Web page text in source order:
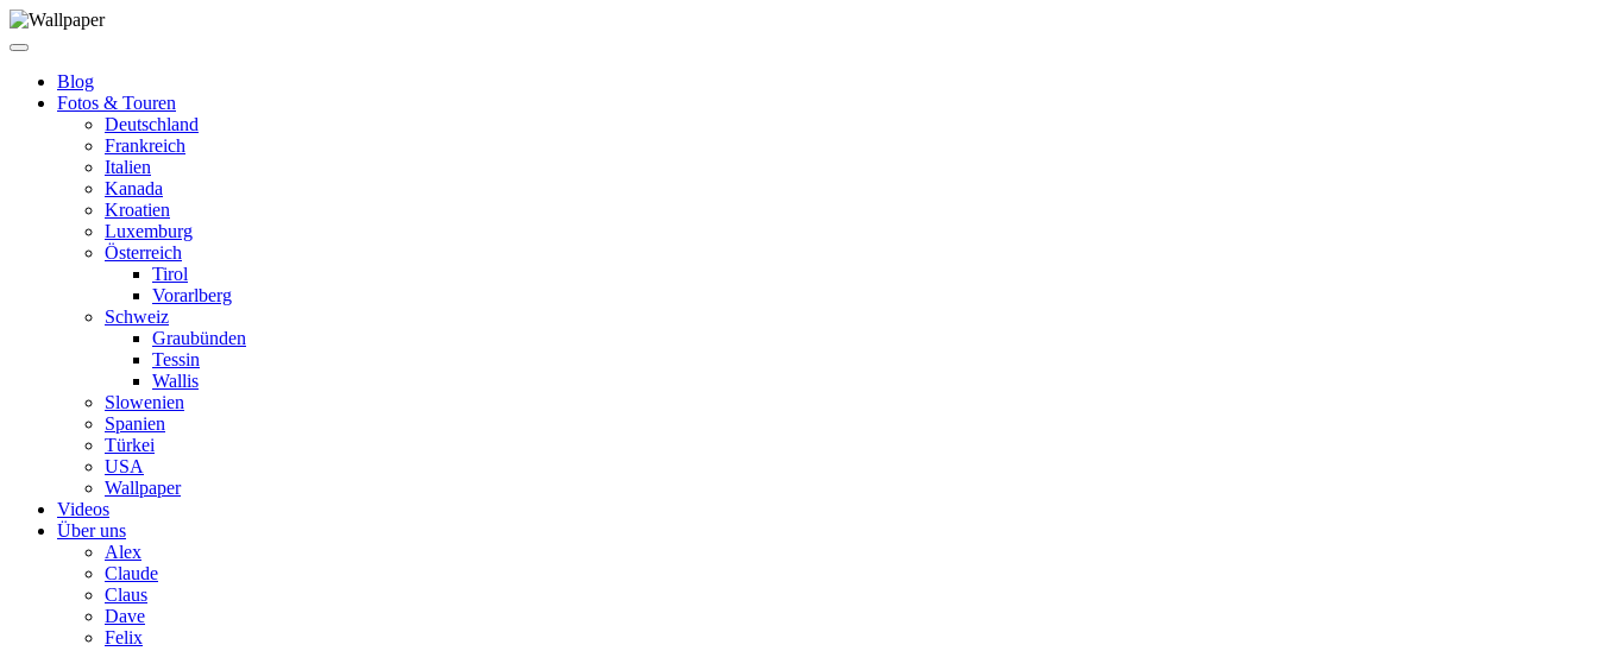
Blog
Fotos & Touren
Deutschland
Frankreich
Italien
Kanada
Kroatien
Luxemburg
Österreich
Tirol
Vorarlberg
Schweiz
Graubünden
Tessin
Wallis
Slowenien
Spanien
Türkei
USA
Wallpaper
Videos
Über uns
Alex
Claude
Claus
Dave
Felix